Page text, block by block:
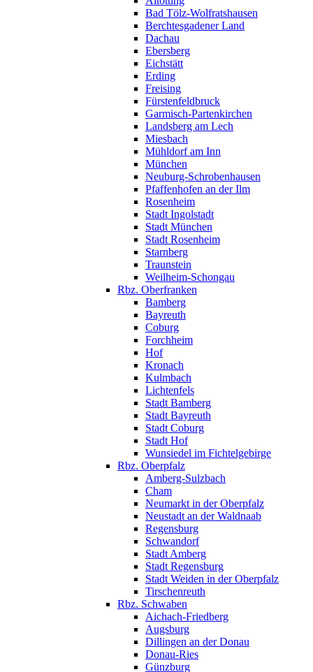
Bad Tölz-Wolfratshausen
Berchtesgadener Land
Dachau
Ebersberg
Eichstätt
Erding
Freising
Fürstenfeldbruck
Garmisch-Partenkirchen
Landsberg am Lech
Miesbach
Mühldorf am Inn
München
Neuburg-Schrobenhausen
Pfaffenhofen an der Ilm
Rosenheim
Stadt Ingolstadt
Stadt München
Stadt Rosenheim
Starnberg
Traunstein
Weilheim-Schongau
Rbz. Oberfranken
Bamberg
Bayreuth
Coburg
Forchheim
Hof
Kronach
Kulmbach
Lichtenfels
Stadt Bamberg
Stadt Bayreuth
Stadt Coburg
Stadt Hof
Wunsiedel im Fichtelgebirge
Rbz. Oberpfalz
Amberg-Sulzbach
Cham
Neumarkt in der Oberpfalz
Neustadt an der Waldnaab
Regensburg
Schwandorf
Stadt Amberg
Stadt Regensburg
Stadt Weiden in der Oberpfalz
Tirschenreuth
Rbz. Schwaben
Aichach-Friedberg
Augsburg
Dillingen an der Donau
Donau-Ries
Günzburg